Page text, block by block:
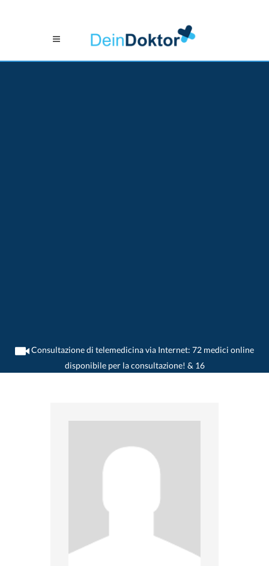
Consultazione di telemedicina via Internet: 72 medici online
disponibile per la consultazione! & 16
>Ginecologo>Versoix>Dr. Stevan Jovanovic>Practica di Dr. Stevan Jovanovic